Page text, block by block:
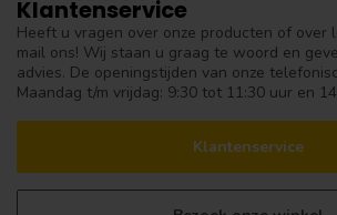
Klantenservice
Heeft u vragen over onze producten of over
mail ons! Wij staan u graag te woord en
advies. De openingstijden van onze
Maandag t/m vrijdag: 9:30 tot 11:30 uur en
Klantenservice